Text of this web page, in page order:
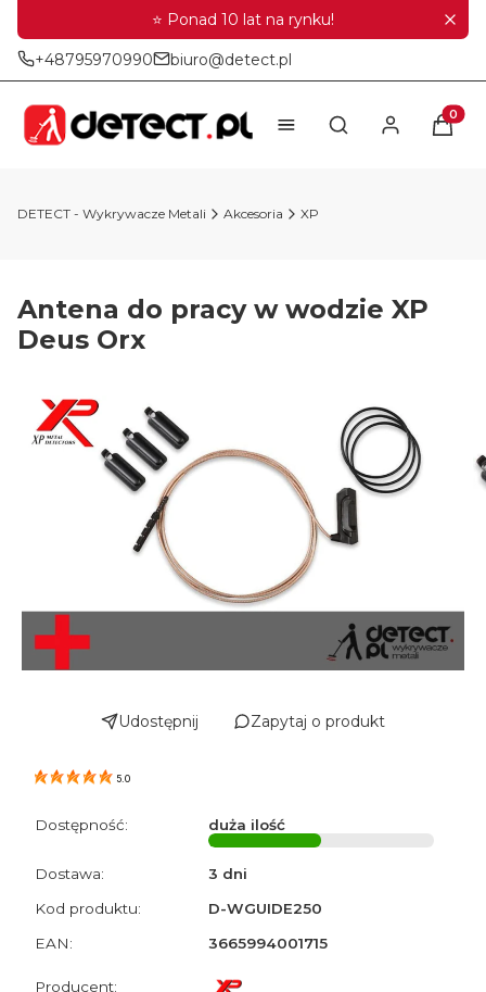
⭐ Ponad 10 lat na rynku!
+48795970990 biuro@detect.pl
Otwórz
DETECT - Wykrywacze Metali Akcesoria XP
Antena do pracy w wodzie XP
Deus Orx
Udostępnij Zapytaj o produkt
5.0
Dostępność: duża ilość
Dostawa:
3 dni
Kod produktu:
D-WGUIDE250
EAN:
3665994001715